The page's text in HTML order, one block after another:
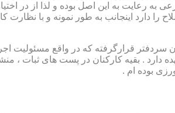
به این اصل بوده و لذا از در اختیار
را دارد اینجانب به طور نمونه و با
کارکنان سردفتر قرارگرفته که در واقع
دارد . بقیه کارکنان در پست های ثبات ،
بوده ام .